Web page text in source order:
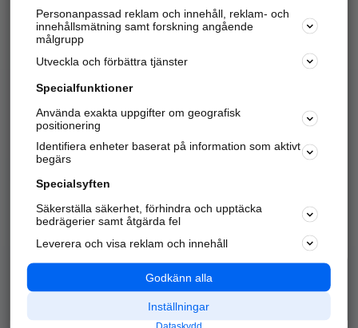
Hitta telefonnummer, adresser, företagsinfo mm.
Marknadsför företaget
Kom igång och annonsera mot
samarbetspartners nära dig.
Alla kategorier
Populära sökningar
API & Kartor
Annonsera
Integritet
Nödnummer
Personanpassad reklam och innehåll, reklam- och
innehållsmätning samt forskning angående
målgrupp
Utveckla och förbättra tjänster
Specialfunktioner
Använda exakta uppgifter om geografisk
positionering
Identifiera enheter baserat på information som aktivt
begärs
Specialsyften
Säkerställa säkerhet, förhindra och upptäcka
bedrägerier samt åtgärda fel
Leverera och visa reklam och innehåll
Godkänn alla
Inställningar
Dataskydd